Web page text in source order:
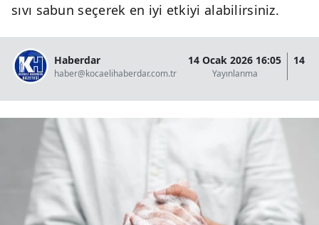
sıvı sabun seçerek en iyi etkiyi alabilirsiniz.
Haberdar
haber@kocaelihaberdar.com.tr
14 Ocak 2026 16:05
Yayınlanma
14